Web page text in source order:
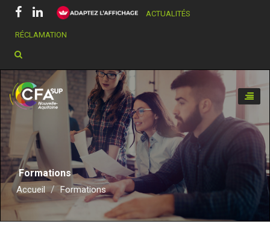
ACTUALITÉS
RÉCLAMATION
Chercher dans ce site
Toggle
Formations
Accueil Formations